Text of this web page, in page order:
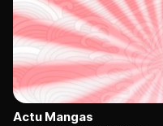
Actu Mangas